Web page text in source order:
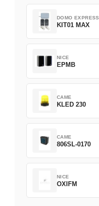
DOMO EXPRESS
KIT01 MAX
NICE
EPMB
CAME
KLED 230
CAME
806SL-0170
NICE
OXIFM